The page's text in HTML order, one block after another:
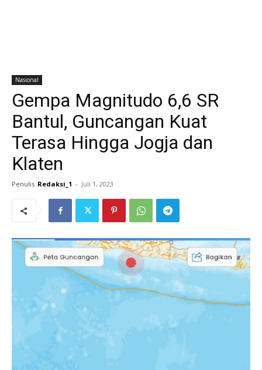
Nasional
Gempa Magnitudo 6,6 SR
Bantul, Guncangan Kuat
Terasa Hingga Jogja dan
Klaten
Penulis Redaksi_1 - Juli 1, 2023